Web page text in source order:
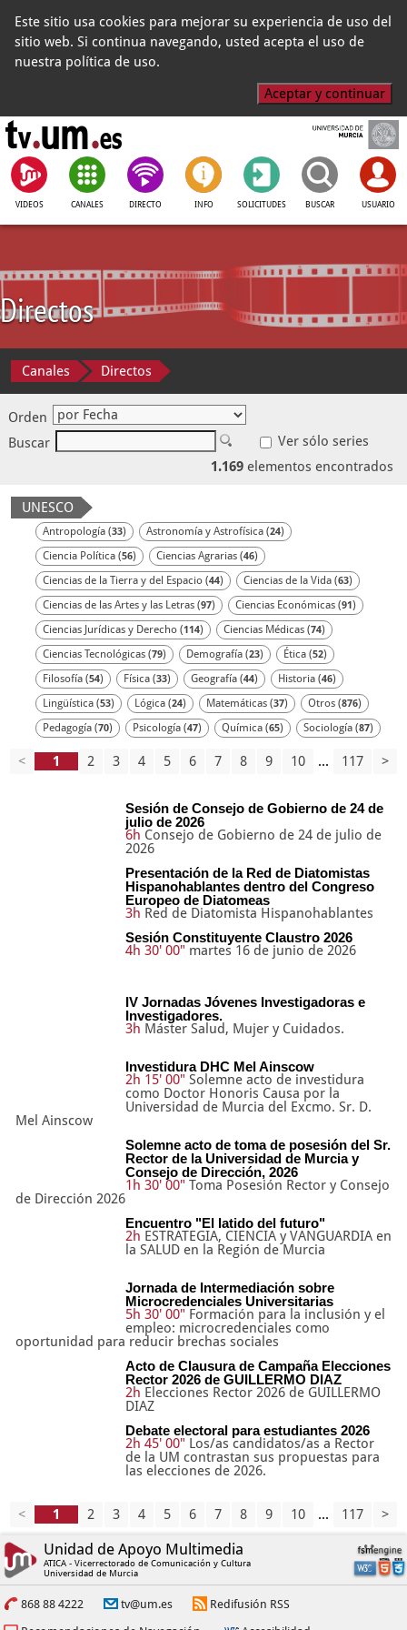
Este sitio usa cookies para mejorar su experiencia de uso del
sitio web. Si continua navegando, usted acepta el uso de
nuestra política de uso.
Aceptar y continuar
VIDEOS CANALES DIRECTO INFO SOLICITUDES BUSCAR USUARIO
Directos
Canales Directos
Orden
Buscar
Ver sólo series
1.169 elementos encontrados
UNESCO
Antropología (33) Astronomía y Astrofísica (24)
Ciencia Política (56) Ciencias Agrarias (46)
Ciencias de la Tierra y del Espacio (44) Ciencias de la Vida (63)
Ciencias de las Artes y las Letras (97) Ciencias Económicas (91)
Ciencias Jurídicas y Derecho (114) Ciencias Médicas (74)
Ciencias Tecnológicas (79) Demografía (23) Ética (52)
Filosofía (54) Física (33) Geografía (44) Historia (46)
Lingüística (53) Lógica (24) Matemáticas (37) Otros (876)
Pedagogía (70) Psicología (47) Química (65) Sociología (87)
< 2 3 4 5 6 7 8 9 10 ... 117 >
Sesión de Consejo de Gobierno de 24 de
julio de 2026
6h Consejo de Gobierno de 24 de julio de
2026
Presentación de la Red de Diatomistas
Hispanohablantes dentro del Congreso
Europeo de Diatomeas
3h Red de Diatomista Hispanohablantes
Sesión Constituyente Claustro 2026
4h 30' 00" martes 16 de junio de 2026
IV Jornadas Jóvenes Investigadoras e
Investigadores.
3h Máster Salud, Mujer y Cuidados.
Investidura DHC Mel Ainscow
2h 15' 00" Solemne acto de investidura
como Doctor Honoris Causa por la
Universidad de Murcia del Excmo. Sr. D.
Mel Ainscow
Solemne acto de toma de posesión del Sr.
Rector de la Universidad de Murcia y
Consejo de Dirección, 2026
1h 30' 00" Toma Posesión Rector y Consejo
de Dirección 2026
Encuentro "El latido del futuro"
2h ESTRATEGIA, CIENCIA y VANGUARDIA en
la SALUD en la Región de Murcia
Jornada de Intermediación sobre
Microcredenciales Universitarias
5h 30' 00" Formación para la inclusión y el
empleo: microcredenciales como
oportunidad para reducir brechas sociales
Acto de Clausura de Campaña Elecciones
Rector 2026 de GUILLERMO DIAZ
2h Elecciones Rector 2026 de GUILLERMO
DIAZ
Debate electoral para estudiantes 2026
2h 45' 00" Los/as candidatos/as a Rector
de la UM contrastan sus propuestas para
las elecciones de 2026.
< 2 3 4 5 6 7 8 9 10 ... 117 >
Unidad de Apoyo Multimedia
ATICA - Vicerrectorado de Comunicación y Cultura
Universidad de Murcia
868 88 4222 tv@um.es
Redifusión RSS